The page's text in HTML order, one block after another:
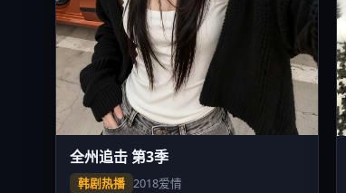
全州追击 第3季
韩剧热播 2018爱情